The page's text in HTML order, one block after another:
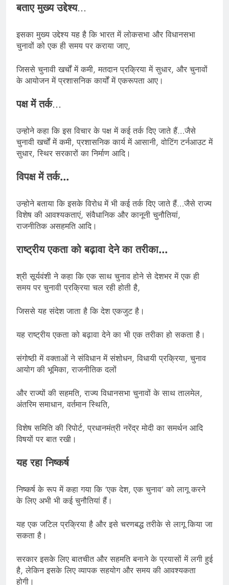
बताए मुख्य उद्देश्य…
इसका मुख्य उद्देश्य यह है कि भारत में लोकसभा और विधानसभा
चुनावों को एक ही समय पर कराया जाए,
जिससे चुनावी खर्चों में कमी, मतदान प्रक्रिया में सुधार, और चुनावों
के आयोजन में प्रशासनिक कार्यों में एकरूपता आए।
पक्ष में तर्क…
उन्होने कहा कि इस विचार के पक्ष में कई तर्क दिए जाते हैं…जैसे
चुनावी खर्चों में कमी, प्रशासनिक कार्य में आसानी, वोटिंग टर्नआउट में
सुधार, स्थिर सरकारों का निर्माण आदि।
विपक्ष में तर्क…
उन्होने बताया कि इसके विरोध में भी कई तर्क दिए जाते हैं…जैसे राज्य
विशेष की आवश्यकताएं, संवैधानिक और कानूनी चुनौतियां,
राजनीतिक असहमति आदि।
राष्ट्रीय एकता को बढ़ावा देने का तरीका…
श्री सूर्यवंशी ने कहा कि एक साथ चुनाव होने से देशभर में एक ही
समय पर चुनावी प्रक्रिया चल रही होती है,
जिससे यह संदेश जाता है कि देश एकजुट है।
यह राष्ट्रीय एकता को बढ़ावा देने का भी एक तरीका हो सकता है।
संगोष्ठी में वक्ताओं ने संविधान में संशोधन, विधायी प्रक्रिया, चुनाव
आयोग की भूमिका, राजनीतिक दलों
और राज्यों की सहमति, राज्य विधानसभा चुनावों के साथ तालमेल,
अंतरिम समाधान, वर्तमान स्थिति,
विशेष समिति की रिपोर्ट, प्रधानमंत्री नरेंद्र मोदी का समर्थन आदि
विषयों पर बात रखी।
यह रहा निष्कर्ष
निष्कर्ष के रूप में कहा गया कि ‘एक देश, एक चुनाव’ को लागू करने
के लिए अभी भी कई चुनौतियां हैं।
यह एक जटिल प्रक्रिया है और इसे चरणबद्ध तरीके से लागू किया जा
सकता है।
सरकार इसके लिए बातचीत और सहमति बनाने के प्रयासों में लगी हुई
है, लेकिन इसके लिए व्यापक सहयोग और समय की आवश्यकता
होगी।